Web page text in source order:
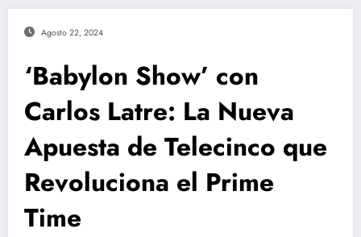
Agosto 22, 2024
‘Babylon Show’ con
Carlos Latre: La Nueva
Apuesta de Telecinco que
Revoluciona el Prime
Time